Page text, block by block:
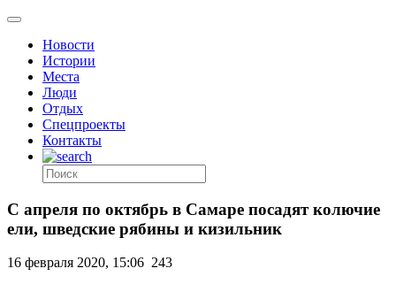
Новости
Истории
Места
Люди
Отдых
Спецпроекты
Контакты
С апреля по октябрь в Самаре посадят колючие
ели, шведские рябины и кизильник
16 февраля 2020, 15:06 243